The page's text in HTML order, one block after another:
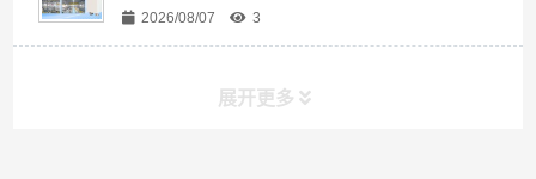
2026/08/07 3
展开更多